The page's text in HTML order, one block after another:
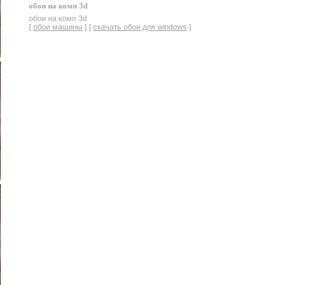
обои на комп 3d
обои на комп 3d
[ обои машины ] [ скачать обои для windows ]